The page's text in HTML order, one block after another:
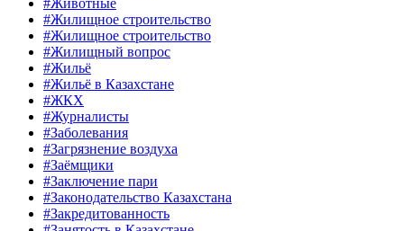
#Животные
#Жилищное строительство
#Жилищное строительство
#Жилищный вопрос
#Жильё
#Жильё в Казахстане
#ЖКХ
#Журналисты
#Заболевания
#Загрязнение воздуха
#Заёмщики
#Заключение пари
#Законодательство Казахстана
#Закредитованность